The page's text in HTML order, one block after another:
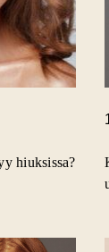
hiuksissa?